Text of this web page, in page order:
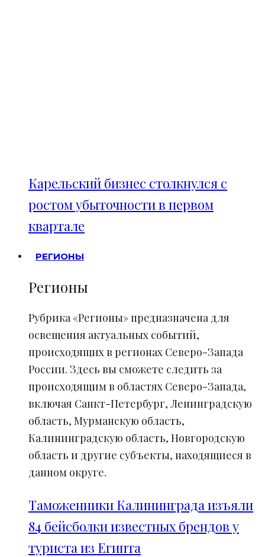
Карельский бизнес столкнулся с
ростом убыточности в первом
квартале
РЕГИОНЫ
Регионы
Рубрика «Регионы» предназначена для
освещения актуальных событий,
происходящих в регионах Северо-Запада
России. Здесь вы сможете следить за
происходящим в областях Северо-Запада,
включая Санкт-Петербург, Ленинградскую
область, Мурманскую область,
Калининградскую область, Новгородскую
область и другие субъекты, находящиеся в
данном округе.
Таможенники Калининграда изъяли
84 бейсболки известных брендов у
туриста из Египта